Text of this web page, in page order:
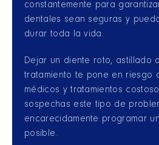
constantemente para
dentales sean seguras y
durar toda la vida.
Dejar un diente roto, astillado
tratamiento te pone en riesgo
médicos y tratamientos
sospechas este tipo de
encarecidamente programar
posible.